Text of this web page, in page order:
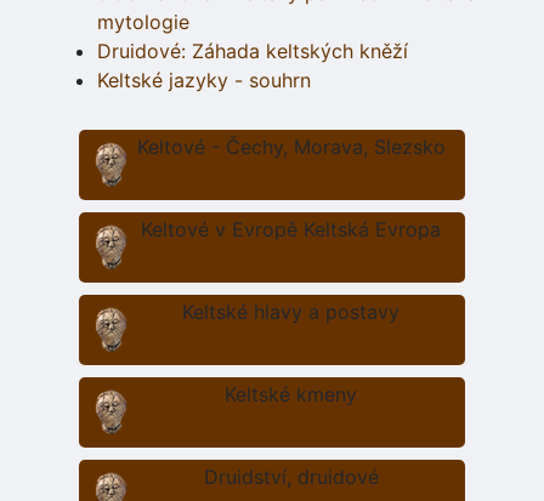
mytologie
Druidové: Záhada keltských kněží
Keltské jazyky - souhrn
Keltové - Čechy, Morava, Slezsko
Keltové v Evropě Keltská Evropa
Keltské hlavy a postavy
Keltské kmeny
Druidství, druidové